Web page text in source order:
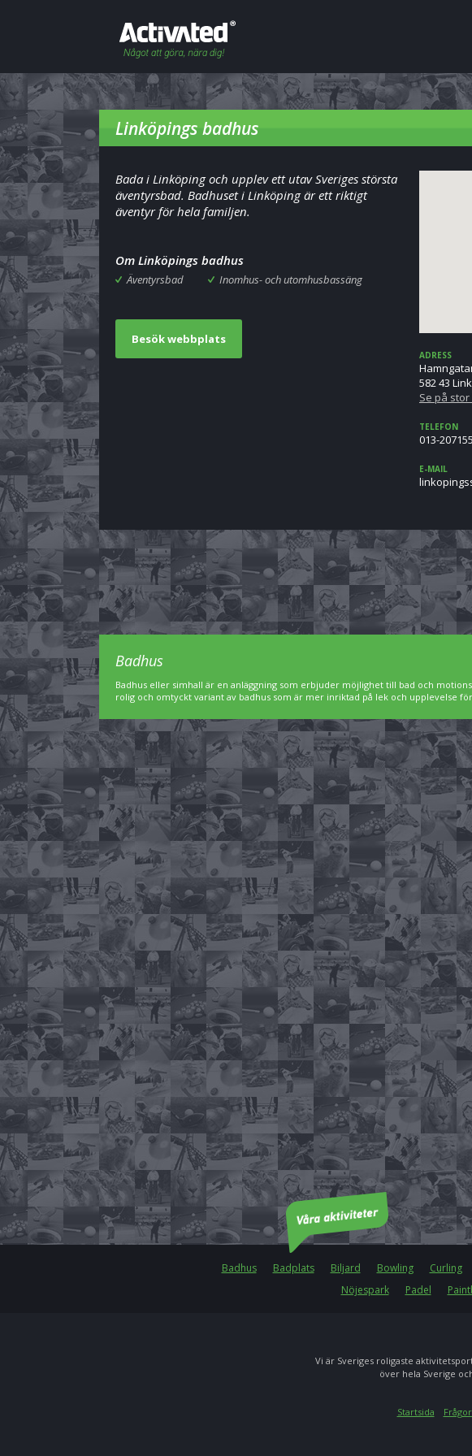
Linköpings badhus
Bada i Linköping och upplev ett utav Sveriges största
äventyrsbad. Badhuset i Linköping är ett riktigt
äventyr för hela familjen.
Om Linköpings badhus
Äventyrsbad Inomhus- och utomhusbassäng
Besök webbplats
ADRESS
582 43
Se på
TELEFON
013-207155
E-MAIL
Badhus
Badhus eller simhall är en anläggning som erbjuder möjlighet till bad och
rolig och omtyckt variant av badhus som är mer inriktad på lek och upplevelse
Badhus Badplats Biljard Bowling Curling
Nöjespark
Padel
Vi är Sveriges roligaste
över hela Sverige
Startsida